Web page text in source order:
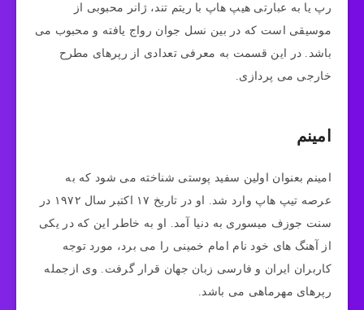
رپ یا به عبارتی هیپ هاپ با ریتم تند، ژانر محبوبی از
موسیقی است که در بین نسل جوان رواج یافته و محبوب می
باشد. در این قسمت به معرفی تعدادی از رپرهای مطرح
خارجی می پردازی.
امینم
امینم بعنوان اولین سفید پوستی شناخته می شود که به
عرصه تیپ هاپ وارد شد. او در تاریخ ۱۷ اکتبر سال ۱۹۷۲ در
سنت جوزف میسوری به دنیا آمد. او به خاطر این که در یکی
از آهنگ های خود نام امام خمینی را می برد، مورد توجه
کاربران ایران و فارسی زبان جهان قرار گرفت. وی ازجمله
رپرهای مهرماهی می باشد.